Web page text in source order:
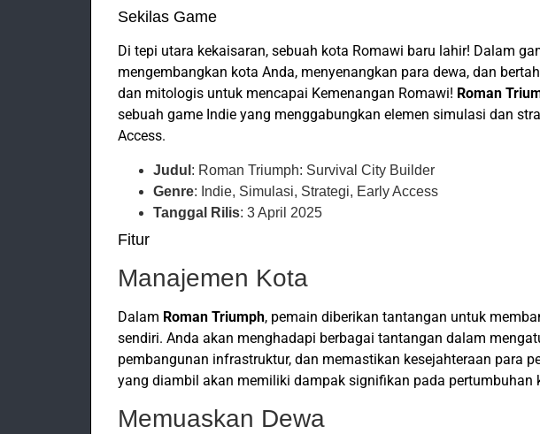
Sekilas Game
Di tepi utara kekaisaran, sebuah kota Romawi baru lahir! Dalam
mengembangkan kota Anda, menyenangkan para dewa, dan
dan mitologis untuk mencapai Kemenangan Romawi! Roman
sebuah game Indie yang menggabungkan elemen simulasi dan
Access.
Judul : Roman Triumph: Survival City Builder
Genre: Indie, Simulasi, Strategi, Early Access
Tanggal Rilis: 3 April 2025
Fitur
Manajemen Kota
Dalam Roman Triumph, pemain diberikan tantangan untuk
sendiri. Anda akan menghadapi berbagai tantangan dalam
pembangunan infrastruktur, dan memastikan kesejahteraan para
yang diambil akan memiliki dampak signifikan pada pertumbuhan
Memuaskan Dewa